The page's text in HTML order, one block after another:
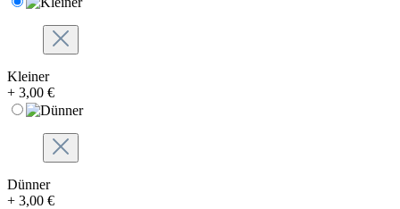
Kleiner
+ 3,00 €
Dünner
+ 3,00 €